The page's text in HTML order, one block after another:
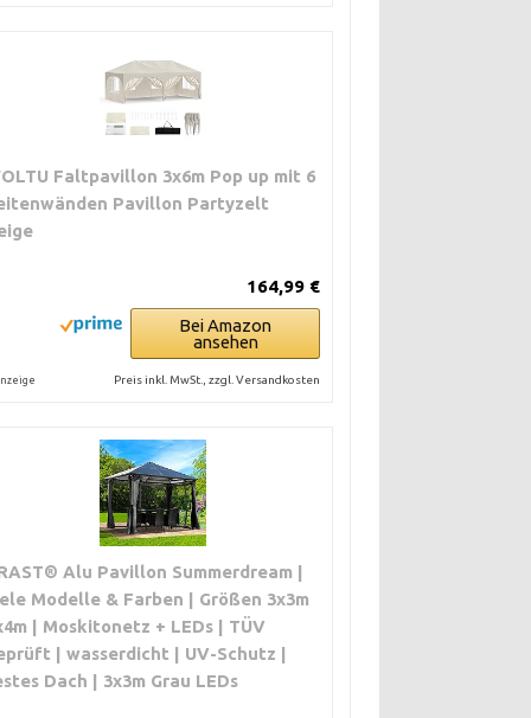
Faltpavillon 3x6m Pop up mit 6
Pavillon Partyzelt
164,99 €
Bei Amazon
ansehen
Preis inkl. MwSt., zzgl. Versandkosten
Alu Pavillon Summerdream |
Modelle & Farben | Größen 3x3m
| Moskitonetz + LEDs | TÜV
| wasserdicht | UV-Schutz |
Dach | 3x3m Grau LEDs